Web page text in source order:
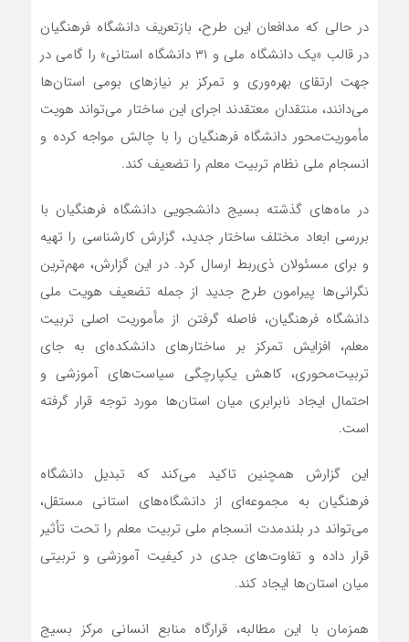
در حالی که مدافعان این طرح، بازتعریف دانشگاه فرهنگیان
در قالب «یک دانشگاه ملی و ۳۱ دانشگاه استانی» را گامی در
جهت ارتقای بهره‌وری و تمرکز بر نیازهای بومی استان‌ها
می‌دانند، منتقدان معتقدند اجرای این ساختار می‌تواند هویت
مأموریت‌محور دانشگاه فرهنگیان را با چالش مواجه کرده و
انسجام ملی نظام تربیت معلم را تضعیف کند.
در ماه‌های گذشته بسیج دانشجویی دانشگاه فرهنگیان با
بررسی ابعاد مختلف ساختار جدید، گزارش کارشناسی را تهیه
و برای مسئولان ذی‌ربط ارسال کرد. در این گزارش، مهم‌ترین
نگرانی‌ها پیرامون طرح جدید از جمله تضعیف هویت ملی
دانشگاه فرهنگیان، فاصله گرفتن از مأموریت اصلی تربیت
معلم، افزایش تمرکز بر ساختارهای دانشکده‌ای به جای
تربیت‌محوری، کاهش یکپارچگی سیاست‌های آموزشی و
احتمال ایجاد نابرابری میان استان‌ها مورد توجه قرار گرفته
است.
این گزارش همچنین تاکید می‌کند که تبدیل دانشگاه
فرهنگیان به مجموعه‌ای از دانشگاه‌های استانی مستقل،
می‌تواند در بلندمدت انسجام ملی تربیت معلم را تحت تأثیر
قرار داده و تفاوت‌های جدی در کیفیت آموزشی و تربیتی
میان استان‌ها ایجاد کند.
همزمان با این مطالبه، قرارگاه منابع انسانی مرکز بسیج